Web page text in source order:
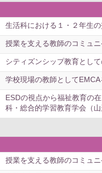
生活科における１・２年生
授業を支える教師のコミュ
シティズンシップ教育とし
学校現場の教師として
ESDの視点から福祉教育の
科・総合的学習教育学会（
授業を支える教師のコミュ